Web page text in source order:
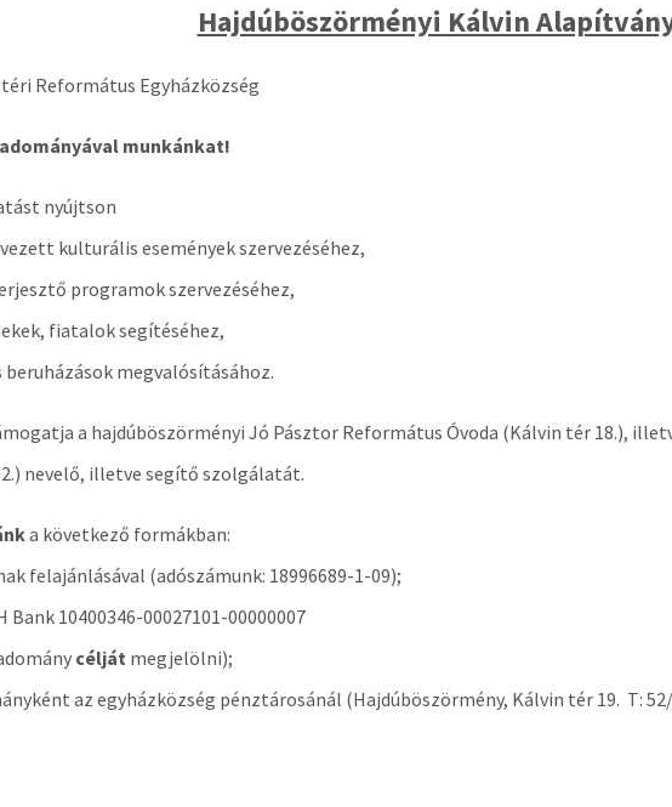
Hajdúböszörményi Kálvin
Református Egyházközség
munkánkat!
nyújtson
kulturális események szervezéséhez,
programok szervezéséhez,
fiatalok segítéséhez,
megvalósításához.
a hajdúböszörményi Jó Pásztor Református Óvoda (Kálvin tér 18.),
nevelő, illetve segítő szolgálatát.
a következő formákban:
felajánlásával (adószámunk: 18996689-1-09);
10400346-00027101-00000007
célját megjelölni);
az egyházközség pénztárosánál (Hajdúböszörmény, Kálvin tér 19. T: